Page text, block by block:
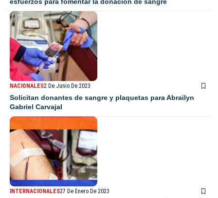
esfuerzos para fomentar la donación de sangre
NACIONALES2 De Junio De 2023
Solicitan donantes de sangre y plaquetas para Abrailyn
Gabriel Carvajal
INTERNACIONALES27 De Enero De 2023